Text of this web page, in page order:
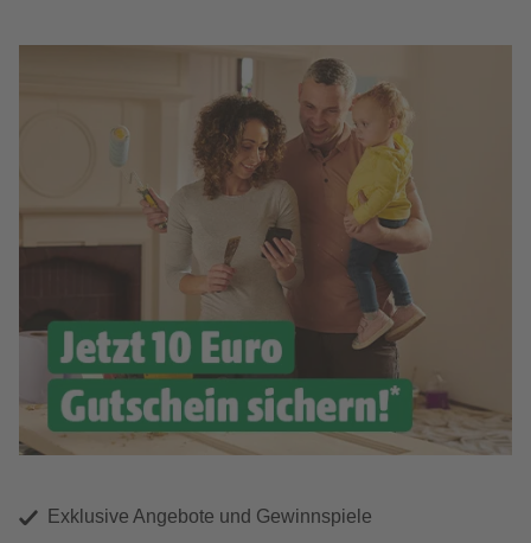
Exklusive Angebote und Gewinnspiele